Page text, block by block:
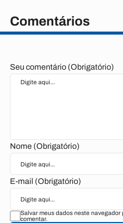
Comentários
Seu comentário (Obrigatório)
Nome (Obrigatório)
E-mail (Obrigatório)
Salvar meus dados neste navegador
comentar.